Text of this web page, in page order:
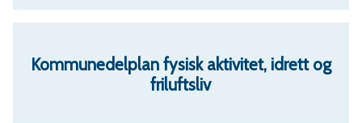
Kommunedelplan fysisk aktivitet, idrett og
friluftsliv